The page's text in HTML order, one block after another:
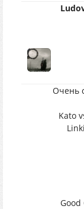
Очень
Kato
Good